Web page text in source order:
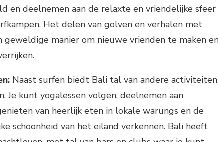
en deelnemen aan de relaxte en vriendelijke sfeer
Het delen van golven en verhalen met
geweldige manier om nieuwe vrienden te maken
Naast surfen biedt Bali tal van andere activiteiten
Je kunt yogalessen volgen, deelnemen aan
van heerlijk eten in lokale warungs en de
schoonheid van het eiland verkennen. Bali heeft